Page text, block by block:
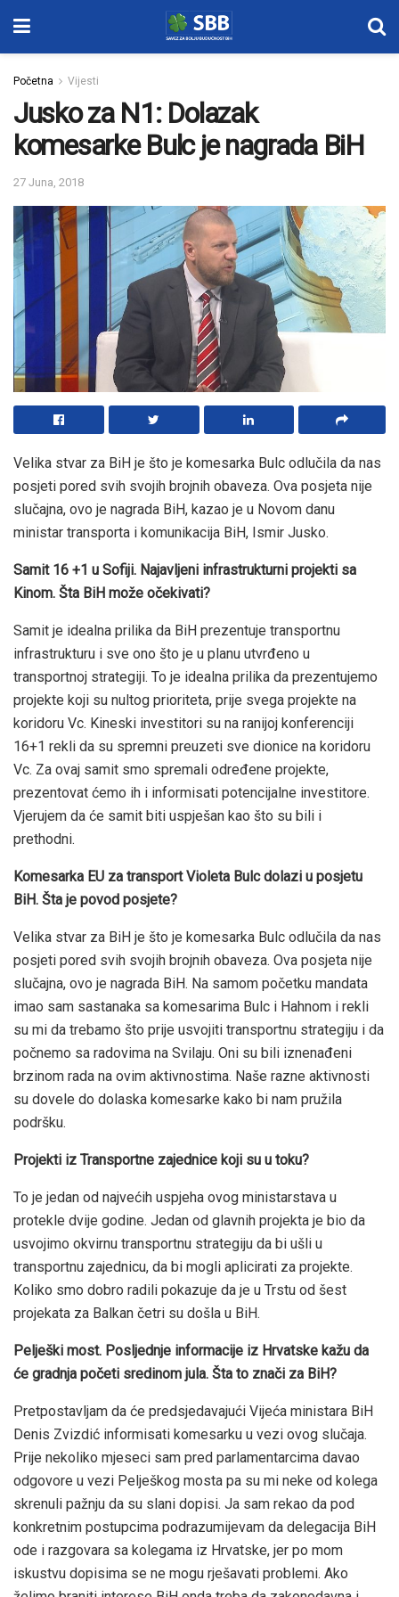
Početna Vijesti
Jusko za N1: Dolazak
komesarke Bulc je nagrada BiH
27 Juna, 2018
Velika stvar za BiH je što je komesarka Bulc odlučila da nas
posjeti pored svih svojih brojnih obaveza. Ova posjeta nije
slučajna, ovo je nagrada BiH, kazao je u Novom danu
ministar transporta i komunikacija BiH, Ismir Jusko.
Samit 16 +1 u Sofiji. Najavljeni infrastrukturni projekti sa
Kinom. Šta BiH može očekivati?
Samit je idealna prilika da BiH prezentuje transportnu
infrastrukturu i sve ono što je u planu utvrđeno u
transportnoj strategiji. To je idealna prilika da prezentujemo
projekte koji su nultog prioriteta, prije svega projekte na
koridoru Vc. Kineski investitori su na ranijoj konferenciji
16+1 rekli da su spremni preuzeti sve dionice na koridoru
Vc. Za ovaj samit smo spremali određene projekte,
prezentovat ćemo ih i informisati potencijalne investitore.
Vjerujem da će samit biti uspješan kao što su bili i
prethodni.
Komesarka EU za transport Violeta Bulc dolazi u posjetu
BiH. Šta je povod posjete?
Velika stvar za BiH je što je komesarka Bulc odlučila da nas
posjeti pored svih svojih brojnih obaveza. Ova posjeta nije
slučajna, ovo je nagrada BiH. Na samom početku mandata
imao sam sastanaka sa komesarima Bulc i Hahnom i rekli
su mi da trebamo što prije usvojiti transportnu strategiju i da
počnemo sa radovima na Svilaju. Oni su bili iznenađeni
brzinom rada na ovim aktivnostima. Naše razne aktivnosti
su dovele do dolaska komesarke kako bi nam pružila
podršku.
Projekti iz Transportne zajednice koji su u toku?
To je jedan od najvećih uspjeha ovog ministarstava u
protekle dvije godine. Jedan od glavnih projekta je bio da
usvojimo okvirnu transportnu strategiju da bi ušli u
transportnu zajednicu, da bi mogli aplicirati za projekte.
Koliko smo dobro radili pokazuje da je u Trstu od šest
projekata za Balkan četri su došla u BiH.
Pelješki most. Posljednje informacije iz Hrvatske kažu da
će gradnja početi sredinom jula. Šta to znači za BiH?
Pretpostavljam da će predsjedavajući Vijeća ministara BiH
Denis Zvizdić informisati komesarku u vezi ovog slučaja.
Prije nekoliko mjeseci sam pred parlamentarcima davao
odgovore u vezi Pelješkog mosta pa su mi neke od kolega
skrenuli pažnju da su slani dopisi. Ja sam rekao da pod
konkretnim postupcima podrazumijevam da delegacija BiH
ode i razgovara sa kolegama iz Hrvatske, jer po mom
iskustvu dopisima se ne mogu rješavati problemi. Ako